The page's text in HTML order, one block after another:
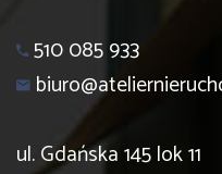
510 085 933
ul. Gdańska 145 lok 11